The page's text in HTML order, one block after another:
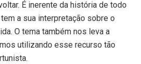
É inerente da história de todo
a sua interpretação sobre o
O tema também nos leva a
utilizando esse recurso tão